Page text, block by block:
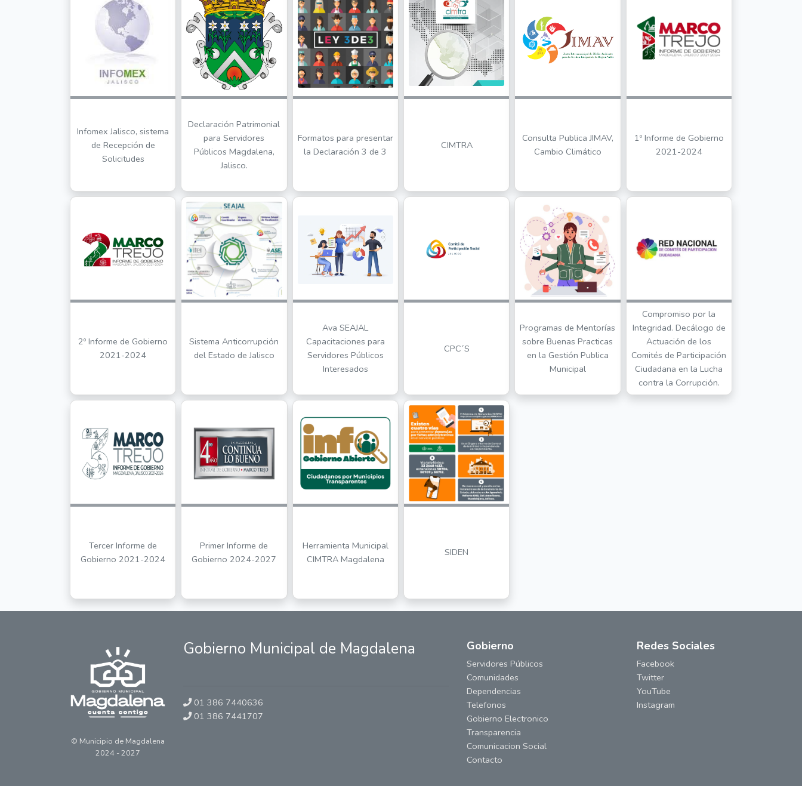
Infomex Jalisco, sistema
de Recepción de
Solicitudes
Declaración Patrimonial
para Servidores
Públicos Magdalena,
Jalisco.
Formatos para presentar
la Declaración 3 de 3
CIMTRA
Consulta Publica JIMAV,
Cambio Climático
1º Informe de Gobierno
2021-2024
2º Informe de Gobierno
2021-2024
Sistema Anticorrupción
del Estado de Jalisco
Ava SEAJAL
Capacitaciones para
Servidores Públicos
Interesados
CPC´S
Programas de Mentorías
sobre Buenas Practicas
en la Gestión Publica
Municipal
Compromiso por la
Integridad. Decálogo de
Actuación de los
Comités de Participación
Ciudadana en la Lucha
contra la Corrupción.
Tercer Informe de
Gobierno 2021-2024
Primer Informe de
Gobierno 2024-2027
Herramienta Municipal
CIMTRA Magdalena
SIDEN
© Municipio de Magdalena
2024 - 2027
Gobierno Municipal de Magdalena
01 386 7440636
01 386 7441707
Gobierno
Servidores Públicos
Comunidades
Dependencias
Telefonos
Gobierno Electronico
Transparencia
Comunicacion Social
Contacto
Redes Sociales
Facebook
Twitter
YouTube
Instagram